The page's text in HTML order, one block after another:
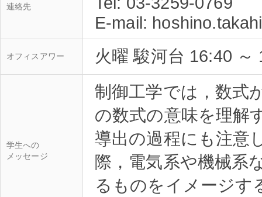
連絡先
オフィスアワー 火曜 駿河台 16:40 ～
学生への
メッセージ
制御工学では，数式
の数式の意味を理解
導出の過程にも注意
際，電気系や機械系
るものをイメージす